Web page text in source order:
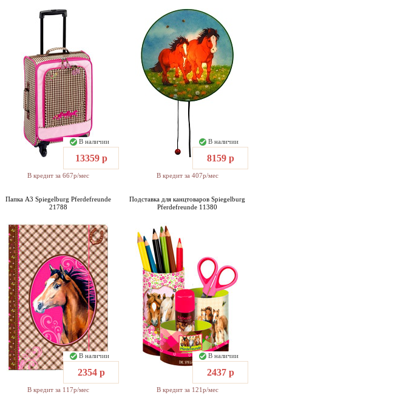
В наличии
13359 р
В кредит за 667р/мес
В наличии
8159 р
В кредит за 407р/мес
Папка А3 Spiegelburg Pferdefreunde
21788
В наличии
2354 р
В кредит за 117р/мес
Подставка для канцтоваров Spiegelburg
Pferdefreunde 11380
В наличии
2437 р
В кредит за 121р/мес